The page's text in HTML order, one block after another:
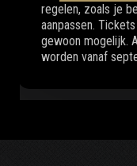
regelen, zoals je
aanpassen.
gewoon mogelijk.
worden vanaf
Neem
Grijsen (0573-